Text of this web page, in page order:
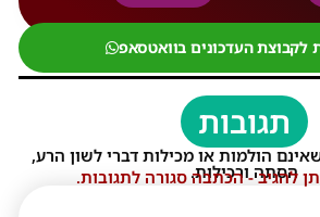
לקבוצת העדכונים בוואטסאפ
תגובות
הולמות או מכילות דברי לשון הרע,
הסתה ורכילות.
להגיב - הכתבה סגורה לתגובות.